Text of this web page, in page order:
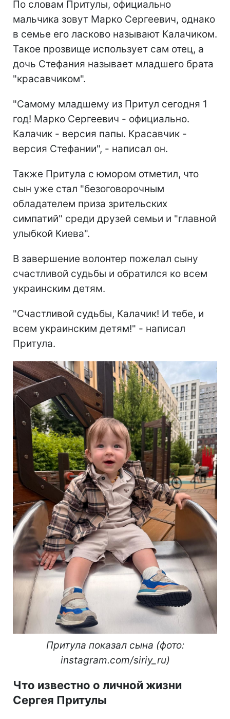
По словам Притулы, официально
мальчика зовут Марко Сергеевич, однако
в семье его ласково называют Калачиком.
Такое прозвище использует сам отец, а
дочь Стефания называет младшего брата
"красавчиком".
"Самому младшему из Притул сегодня 1
год! Марко Сергеевич - официально.
Калачик - версия папы. Красавчик -
версия Стефании", - написал он.
Также Притула с юмором отметил, что
сын уже стал "безоговорочным
обладателем приза зрительских
симпатий" среди друзей семьи и "главной
улыбкой Киева".
В завершение волонтер пожелал сыну
счастливой судьбы и обратился ко всем
украинским детям.
"Счастливой судьбы, Калачик! И тебе, и
всем украинским детям!" - написал
Притула.
Притула показал сына (фото:
instagram.com/siriy_ru)
Что известно о личной жизни
Сергея Притулы